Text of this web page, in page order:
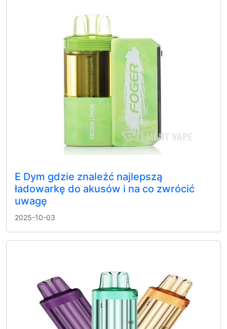
E Dym gdzie znaleźć najlepszą
ładowarkę do akusów i na co zwrócić
uwagę
2025-10-03